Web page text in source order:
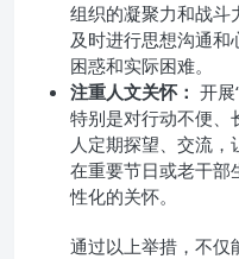
组织的凝聚力和战斗
及时进行思想沟通和
困惑和实际困难。
注重人文关怀： 开展
特别是对行动不便、
人定期探望、交流，
在重要节日或老干部
性化的关怀。
通过以上举措，不仅